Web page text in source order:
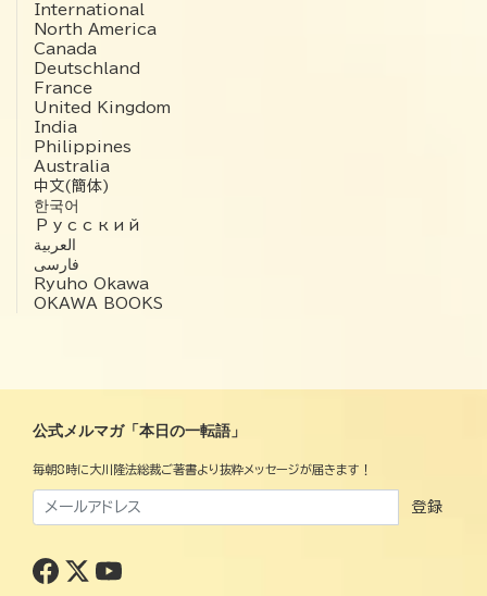
International
North America
Canada
Deutschland
France
United Kingdom
India
Philippines
Australia
中文(簡体)
한국어
Русский
العربية‏
فارسی
Ryuho Okawa
OKAWA BOOKS
公式メルマガ「本日の一転語」
毎朝8時に大川隆法総裁ご著書より抜粋メッセージが届きます！
登録